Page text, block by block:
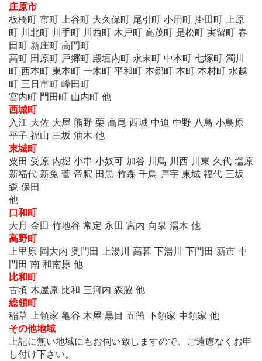
庄原市
板橋町 市町 上谷町 大久保町 尾引町 小用町 掛田町 上原
町 川北町 川手町 川西町 木戸町 高茂町 是松町 実留町 春
田町 新庄町 高門町
高町 田原町 戸郷町 殿垣内町 永末町 中本町 七塚町 濁川
町 西本町 東本町 一木町 平和町 本郷町 本町 本村町 水越
町 三日市町 峰田町
宮内町 門田町 山内町 他
西城町
入江 大佐 大屋 熊野 栗 高尾 西城 中迫 中野 八鳥 小鳥原
平子 福山 三坂 油木 他
東城町
粟田 受原 内堀 小串 小奴可 加谷 川鳥 川西 川東 久代 塩原
新福代 新免 菅 帝釈 田黒 竹森 千鳥 戸宇 東城 福代 三坂
森 保田
他
口和町
大月 金田 竹地谷 常定 永田 宮内 向泉 湯木 他
高野町
上里原 岡大内 奥門田 上湯川 高暮 下湯川 下門田 新市 中
門田 南 和南原 他
比和町
古頃 木屋原 比和 三河内 森脇 他
総領町
稲草 上領家 亀谷 木屋 黒目 五箇 下領家 中領家 他
その他地域
上記に無い地域にもお伺い致しますので、ご遠慮なくお申
し付け下さい。